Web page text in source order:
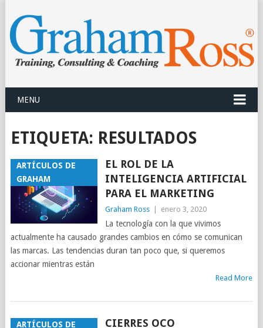
MENU
ETIQUETA: RESULTADOS
ARTÍCULOS DE
GRAHAM
EL ROL DE LA
INTELIGENCIA ARTIFICIAL
PARA EL MARKETING
Graham Ross enero 3, 2020
La tecnología con la que vivimos
actualmente ha causado grandes cambios en cómo se comunican
las marcas. Las tendencias duran tan poco que, si queremos
accionar mientras están
Read More
ARTÍCULOS DE
CIERRES OCO